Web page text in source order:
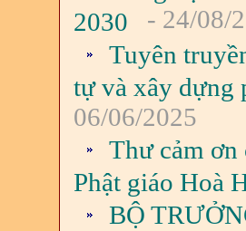
2030
- 24/08/
Tuyên
tự và xây dựng
06/06/2025
Thư cảm
Phật giáo Hoà
BỘ